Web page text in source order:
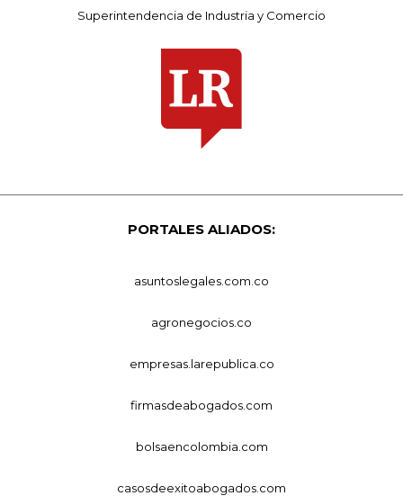
Superintendencia de Industria y Comercio
PORTALES ALIADOS:
asuntoslegales.com.co
agronegocios.co
empresas.larepublica.co
firmasdeabogados.com
bolsaencolombia.com
casosdeexitoabogados.com